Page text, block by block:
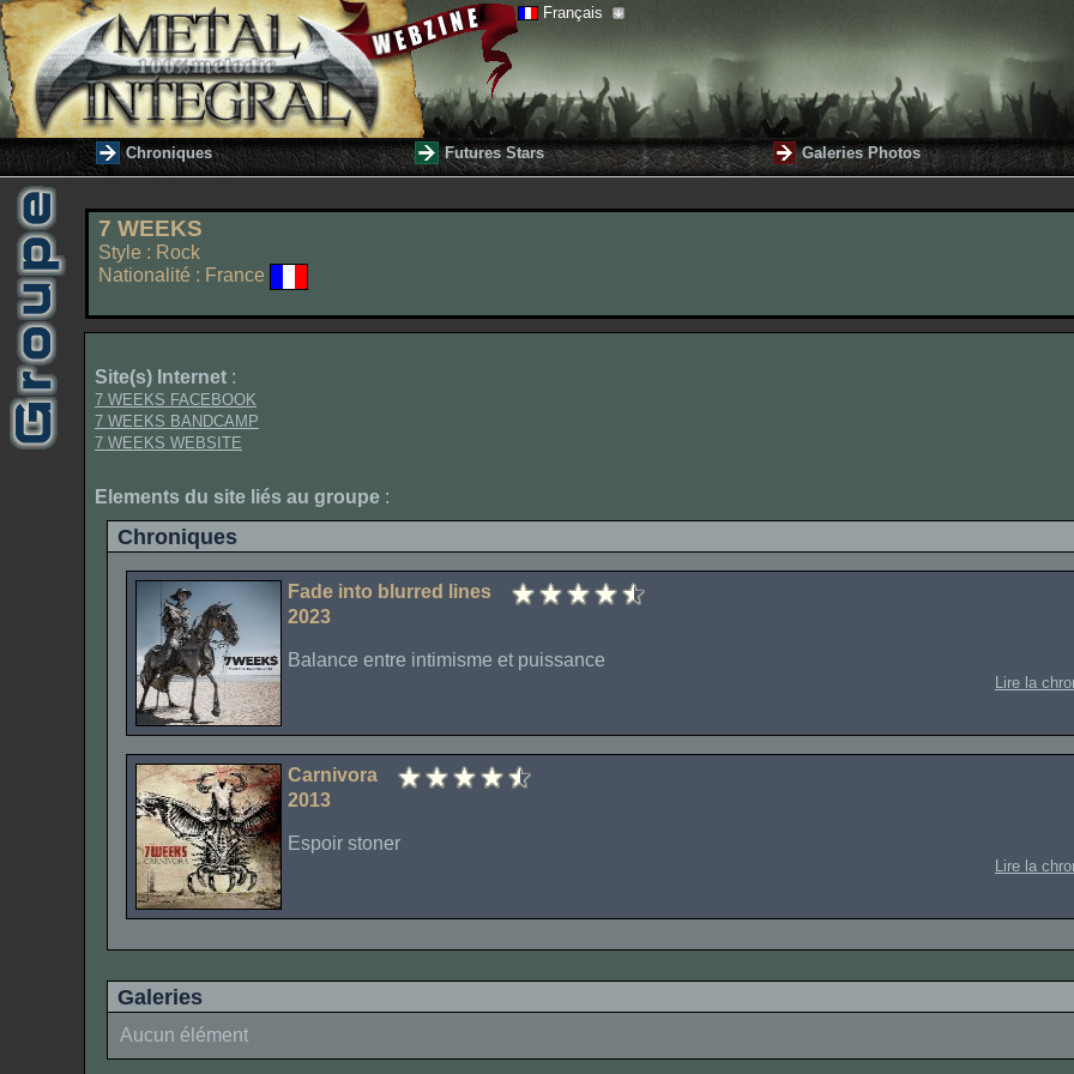
Français
Chroniques Futures Stars Galeries Photos
7 WEEKS
Style : Rock
Nationalité : France
Site(s) Internet :
7 WEEKS FACEBOOK
7 WEEKS BANDCAMP
7 WEEKS WEBSITE
Elements du site liés au groupe :
Chroniques
Fade into blurred lines
2023
Balance entre intimisme et puissance
Lire la
Carnivora
2013
Espoir stoner
Lire la
Galeries
Aucun élément